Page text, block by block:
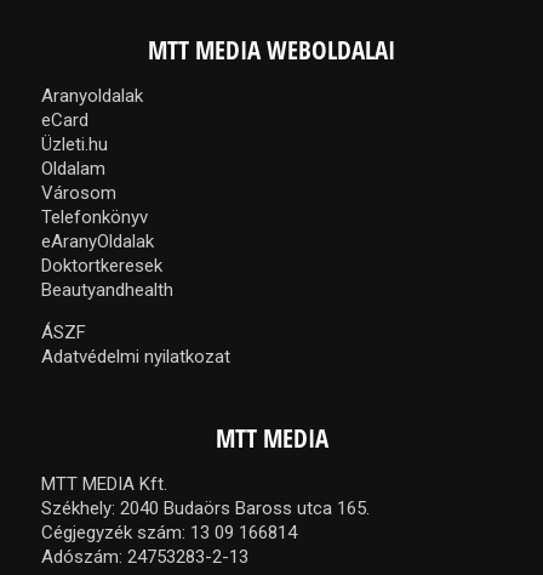
MTT MEDIA WEBOLDALAI
Aranyoldalak
eCard
Üzleti.hu
Oldalam
Városom
Telefonkönyv
eAranyOldalak
Doktortkeresek
Beautyandhealth
ÁSZF
Adatvédelmi nyilatkozat
MTT MEDIA
MTT MEDIA Kft.
Székhely: 2040 Budaörs Baross utca 165.
Cégjegyzék szám: 13 09 166814
Adószám: 24753283-2-13